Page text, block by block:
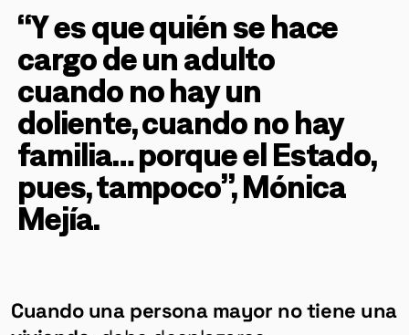
“Y es que quién se hace
cargo de un adulto
cuando no hay un
doliente, cuando no hay
familia… porque el Estado,
pues, tampoco”, Mónica
Mejía.
Cuando una persona mayor no tiene una